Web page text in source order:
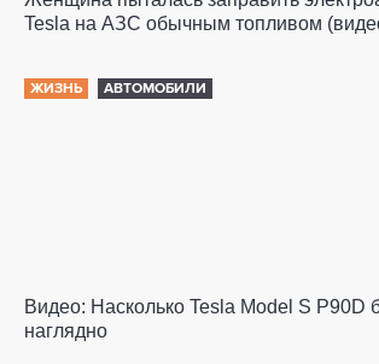
Tesla на АЗС обычным топливом
ЖИЗНЬ АВТОМОБИЛИ
Видео: Насколько Tesla Model S P90D
наглядно